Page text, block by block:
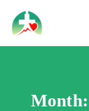
treści
Św.
Month: